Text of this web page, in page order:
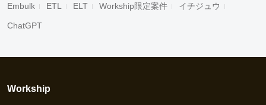
Embulk ETL ELT Workship限定案件 イチジュウ
ChatGPT
Workship